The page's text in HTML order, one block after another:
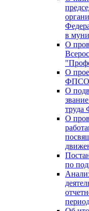
в
О
О
ФПСО
О
О
по